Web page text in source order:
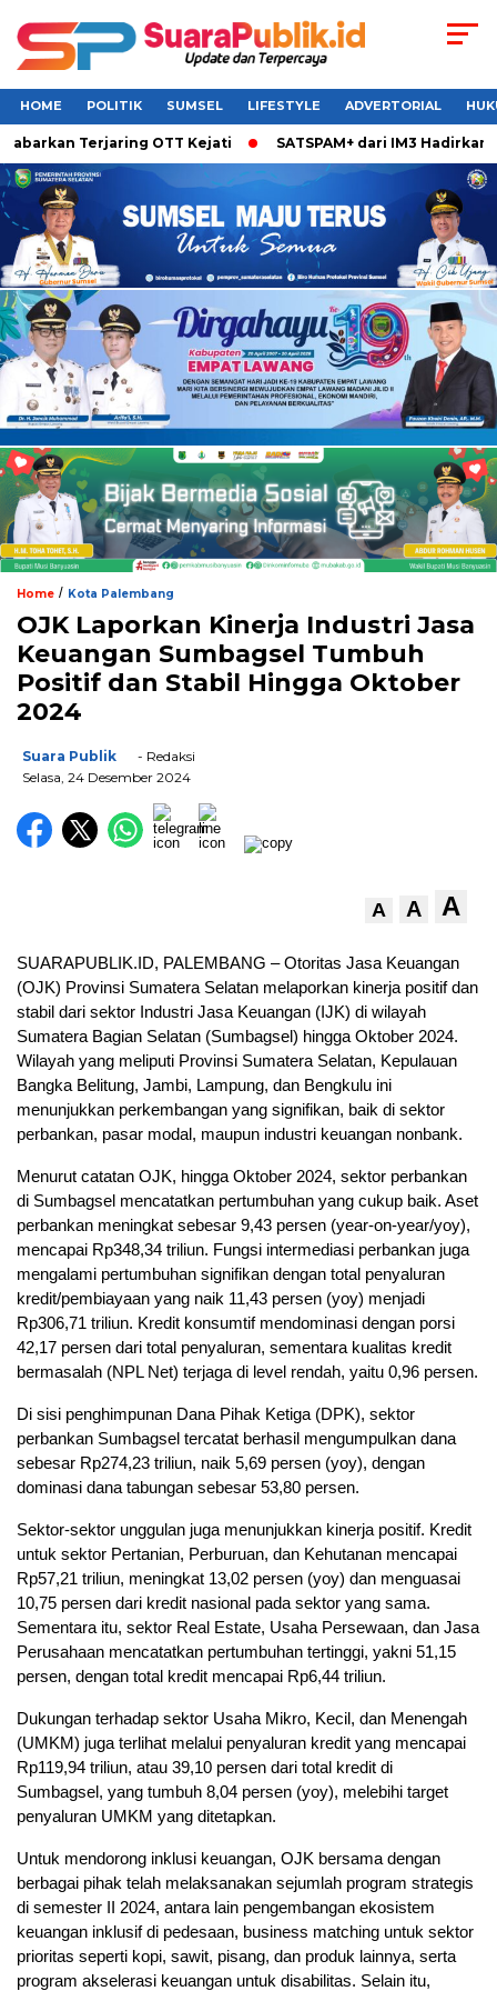
HOME POLITIK SUMSEL LIFESTYLE ADVERTORIAL
Terjaring OTT Kejati SATSPAM+ dari IM3 Hadirkan
Home / Kota Palembang
OJK Laporkan Kinerja Industri Jasa
Keuangan Sumbagsel Tumbuh
Positif dan Stabil Hingga Oktober
2024
Suara Publik
- Redaksi
Selasa, 24 Desember 2024
A A A
SUARAPUBLIK.ID, PALEMBANG – Otoritas Jasa Keuangan
(OJK) Provinsi Sumatera Selatan melaporkan kinerja positif dan
stabil dari sektor Industri Jasa Keuangan (IJK) di wilayah
Sumatera Bagian Selatan (Sumbagsel) hingga Oktober 2024.
Wilayah yang meliputi Provinsi Sumatera Selatan, Kepulauan
Bangka Belitung, Jambi, Lampung, dan Bengkulu ini
menunjukkan perkembangan yang signifikan, baik di sektor
perbankan, pasar modal, maupun industri keuangan nonbank.
Menurut catatan OJK, hingga Oktober 2024, sektor perbankan
di Sumbagsel mencatatkan pertumbuhan yang cukup baik. Aset
perbankan meningkat sebesar 9,43 persen (year-on-year/yoy),
mencapai Rp348,34 triliun. Fungsi intermediasi perbankan juga
mengalami pertumbuhan signifikan dengan total penyaluran
kredit/pembiayaan yang naik 11,43 persen (yoy) menjadi
Rp306,71 triliun. Kredit konsumtif mendominasi dengan porsi
42,17 persen dari total penyaluran, sementara kualitas kredit
bermasalah (NPL Net) terjaga di level rendah, yaitu 0,96 persen.
Di sisi penghimpunan Dana Pihak Ketiga (DPK), sektor
perbankan Sumbagsel tercatat berhasil mengumpulkan dana
sebesar Rp274,23 triliun, naik 5,69 persen (yoy), dengan
dominasi dana tabungan sebesar 53,80 persen.
Sektor-sektor unggulan juga menunjukkan kinerja positif. Kredit
untuk sektor Pertanian, Perburuan, dan Kehutanan mencapai
Rp57,21 triliun, meningkat 13,02 persen (yoy) dan menguasai
10,75 persen dari kredit nasional pada sektor yang sama.
Sementara itu, sektor Real Estate, Usaha Persewaan, dan Jasa
Perusahaan mencatatkan pertumbuhan tertinggi, yakni 51,15
persen, dengan total kredit mencapai Rp6,44 triliun.
Dukungan terhadap sektor Usaha Mikro, Kecil, dan Menengah
(UMKM) juga terlihat melalui penyaluran kredit yang mencapai
Rp119,94 triliun, atau 39,10 persen dari total kredit di
Sumbagsel, yang tumbuh 8,04 persen (yoy), melebihi target
penyaluran UMKM yang ditetapkan.
Untuk mendorong inklusi keuangan, OJK bersama dengan
berbagai pihak telah melaksanakan sejumlah program strategis
di semester II 2024, antara lain pengembangan ekosistem
keuangan inklusif di pedesaan, business matching untuk sektor
prioritas seperti kopi, sawit, pisang, dan produk lainnya, serta
program akselerasi keuangan untuk disabilitas. Selain itu,